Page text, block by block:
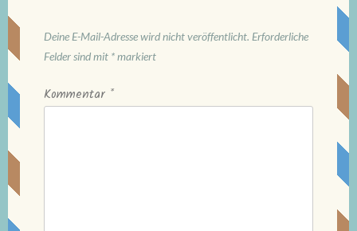
Deine E-Mail-Adresse wird nicht veröffentlicht. Erforderliche
Felder sind mit *markiert
Kommentar *